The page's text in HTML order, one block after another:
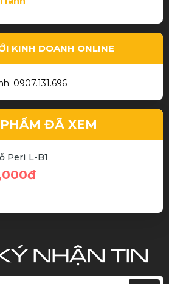
KINH DOANH ONLINE
0907.131.696
ĐÃ XEM
Peri L-B1
NHẬN TIN